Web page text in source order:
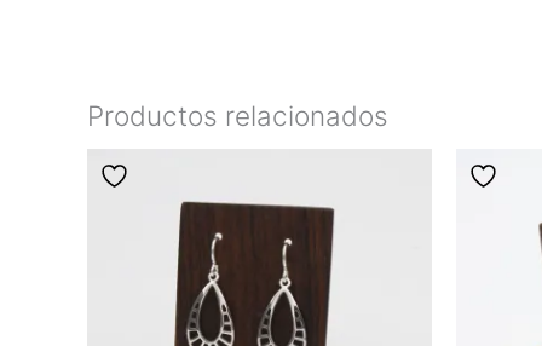
Productos relacionados